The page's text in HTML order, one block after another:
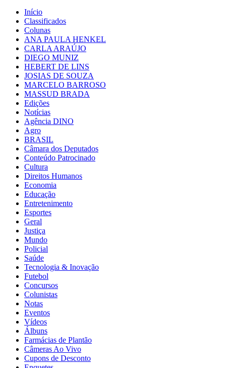
Início
Classificados
Colunas
ANA PAULA HENKEL
CARLA ARAÚJO
DIEGO MUNIZ
HEBERT DE LINS
JOSIAS DE SOUZA
MARCELO BARROSO
MASSUD BRADA
Edições
Notícias
Agência DINO
Agro
BRASIL
Câmara dos Deputados
Conteúdo Patrocinado
Cultura
Direitos Humanos
Economia
Educação
Entretenimento
Esportes
Geral
Justiça
Mundo
Policial
Saúde
Tecnologia & Inovação
Futebol
Concursos
Colunistas
Notas
Eventos
Vídeos
Álbuns
Farmácias de Plantão
Câmeras Ao Vivo
Cupons de Desconto